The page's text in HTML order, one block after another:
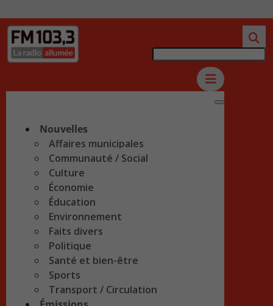
Nouvelles
Affaires municipales
Communauté / Social
Culture
Économie
Éducation
Environnement
Faits divers
Politique
Santé et bien-être
Sports
Transport / Circulation